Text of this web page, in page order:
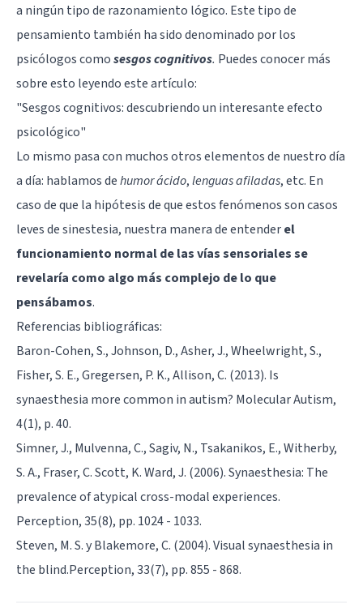
a ningún tipo de razonamiento lógico. Este tipo de
pensamiento también ha sido denominado por los
psicólogos comosesgos cognitivos. Puedes conocer más
sobre esto leyendo este artículo:
"Sesgos cognitivos: descubriendo un interesante efecto
psicológico"
Lo mismo pasa con muchos otros elementos de nuestro día
a día: hablamos dehumor ácido,lenguas afiladas, etc. En
caso de que la hipótesis de que estos fenómenos son casos
leves de sinestesia, nuestra manera de entenderel
funcionamiento normal de las vías sensoriales se
revelaría como algo más complejo de lo que
pensábamos.
Referencias bibliográficas:
Baron-Cohen, S., Johnson, D., Asher, J., Wheelwright, S.,
Fisher, S. E., Gregersen, P. K., Allison, C. (2013). Is
synaesthesia more common in autism? Molecular Autism,
4(1), p. 40.
Simner, J., Mulvenna, C., Sagiv, N., Tsakanikos, E., Witherby,
S. A., Fraser, C. Scott, K. Ward, J. (2006). Synaesthesia: The
prevalence of atypical cross-modal experiences.
Perception, 35(8), pp. 1024 - 1033.
Steven, M. S. y Blakemore, C. (2004). Visual synaesthesia in
the blind.Perception, 33(7), pp. 855 - 868.